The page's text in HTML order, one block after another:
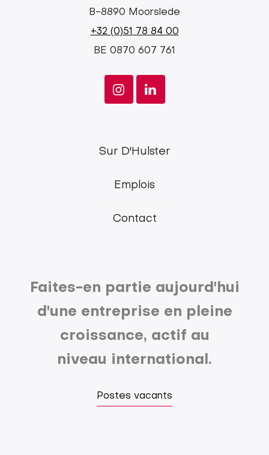
B-8890 Moorslede
+32 (0)51 78 84 00
BE 0870 607 761
d'Hulster
menu
Sur D'Hulster
Emplois
Contact
Faites-en partie aujourd'hui
d'une entreprise en pleine
croissance, actif au
niveau international.
Postes vacants